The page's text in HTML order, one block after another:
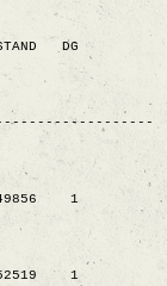
DG
1
1